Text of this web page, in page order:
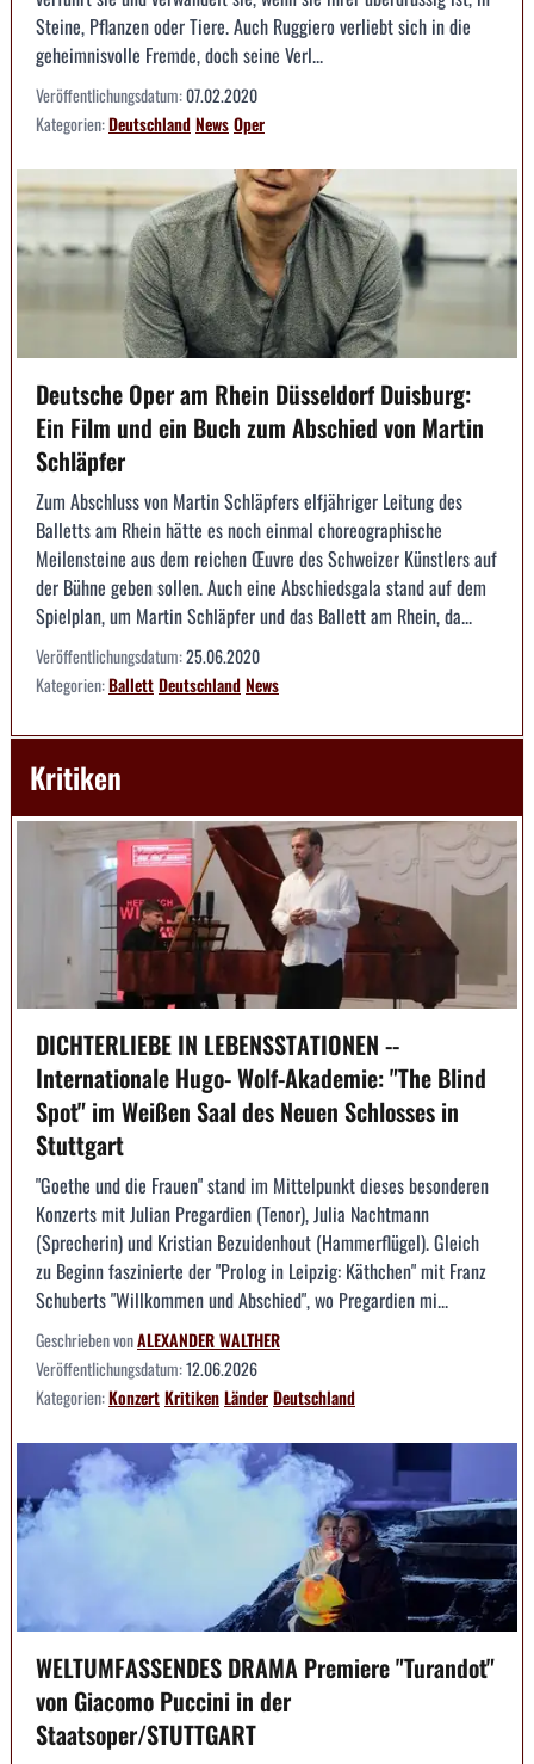
Steine, Pflanzen oder Tiere. Auch Ruggiero verliebt sich in die
geheimnisvolle Fremde, doch seine Verl...
Veröffentlichungsdatum:07.02.2020
Kategorien:DeutschlandNewsOper
Deutsche Oper am Rhein Düsseldorf Duisburg:
Ein Film und ein Buch zum Abschied von Martin
Schläpfer
Zum Abschluss von Martin Schläpfers elfjähriger Leitung des
Balletts am Rhein hätte es noch einmal choreographische
Meilensteine aus dem reichen Œuvre des Schweizer Künstlers auf
der Bühne geben sollen. Auch eine Abschiedsgala stand auf dem
Spielplan, um Martin Schläpfer und das Ballett am Rhein, da...
Veröffentlichungsdatum:25.06.2020
Kategorien:BallettDeutschlandNews
Kritiken
DICHTERLIEBE IN LEBENSSTATIONEN --
Internationale Hugo- Wolf-Akademie: "The Blind
Spot" im Weißen Saal des Neuen Schlosses in
Stuttgart
"Goethe und die Frauen" stand im Mittelpunkt dieses besonderen
Konzerts mit Julian Pregardien (Tenor), Julia Nachtmann
(Sprecherin) und Kristian Bezuidenhout (Hammerflügel). Gleich
zu Beginn faszinierte der "Prolog in Leipzig: Käthchen" mit Franz
Schuberts "Willkommen und Abschied", wo Pregardien mi...
Geschrieben vonALEXANDER WALTHER
Veröffentlichungsdatum:12.06.2026
Kategorien:KonzertKritikenLänderDeutschland
WELTUMFASSENDES DRAMA Premiere "Turandot"
von Giacomo Puccini in der
Staatsoper/STUTTGART